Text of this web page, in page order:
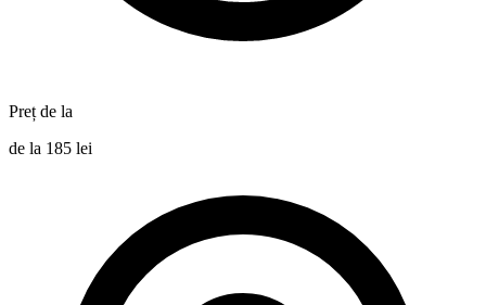
Preț de la
de la 185 lei